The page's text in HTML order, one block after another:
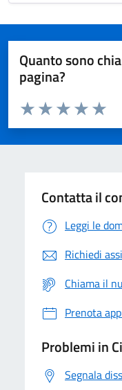
Quanto sono
pagina?
Domanda
Valuta da 1 a 5 stelle la
Valuta 4
Valuta 3
Valuta 2 stelle su
Valuta 1 stelle su 5
Contatta il
Leggi le
Richiedi
Chiama il
Prenota
Problemi in
Segnala